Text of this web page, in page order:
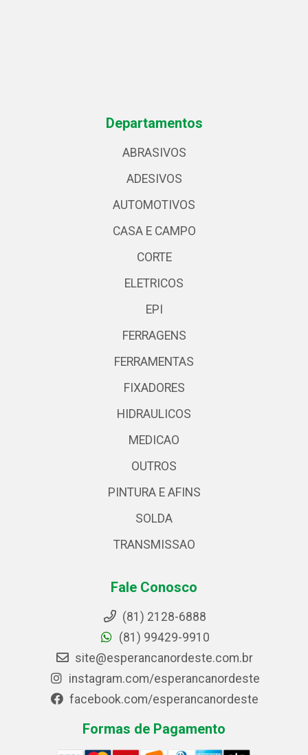
Departamentos
ABRASIVOS
ADESIVOS
AUTOMOTIVOS
CASA E CAMPO
CORTE
ELETRICOS
EPI
FERRAGENS
FERRAMENTAS
FIXADORES
HIDRAULICOS
MEDICAO
OUTROS
PINTURA E AFINS
SOLDA
TRANSMISSAO
Fale Conosco
(81) 2128-6888
(81) 99429-9910
site@esperancanordeste.com.br
instagram.com/esperancanordeste
facebook.com/esperancanordeste
Formas de Pagamento